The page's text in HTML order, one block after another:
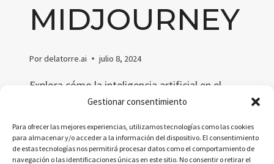
Gestionar consentimiento
Para ofrecer las mejores experiencias, utilizamos tecnologías como las cookies
para almacenar y/o acceder a la información del dispositivo. El consentimiento
de estas tecnologías nos permitirá procesar datos como el comportamiento de
navegación o las identificaciones únicas en este sitio. No consentir o retirar el
MIDJOURNEY
Pordelatorre.ai julio 8, 2024
Explora cómo la inteligencia artificial en el
diseño de moda, a través de Midjourney,
facilitando la innovación y adaptabilidad en
respuesta rápida a las tendencias del mercado.